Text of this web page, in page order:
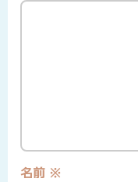
名前 ※